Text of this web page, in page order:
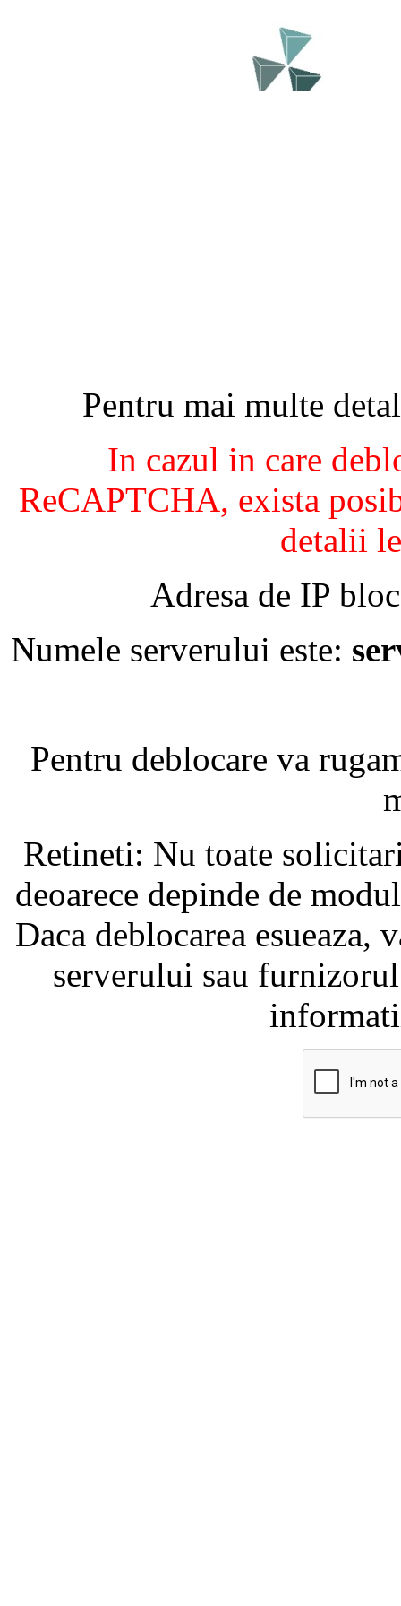
Pentru mai multe
In cazul in care
ReCAPTCHA, exista
detalii
Adresa de IP
Numele serverului este:
Pentru deblocare va
Retineti: Nu toate
deoarece depinde de
Daca deblocarea
serverului sau